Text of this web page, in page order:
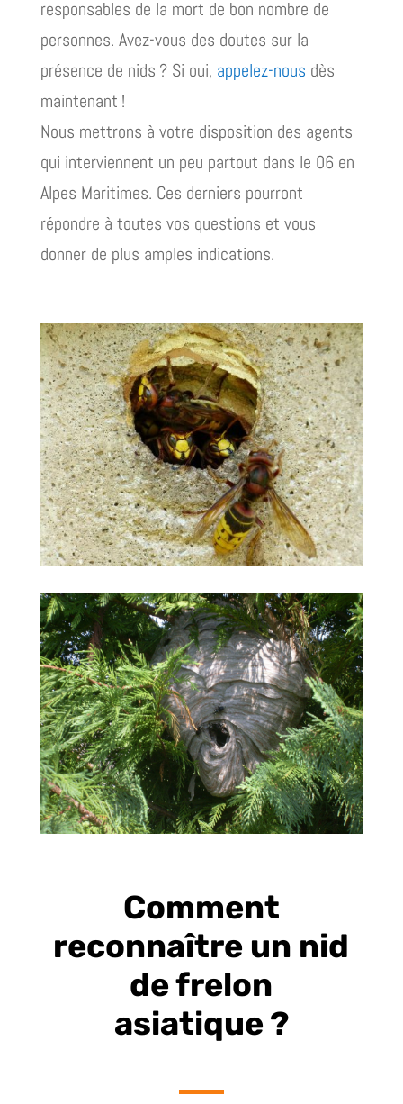
responsables de la mort de bon nombre de
personnes. Avez-vous des doutes sur la
présence de nids ? Si oui, appelez-nous dès
maintenant !
Nous mettrons à votre disposition des agents
qui interviennent un peu partout dans le 06 en
Alpes Maritimes. Ces derniers pourront
répondre à toutes vos questions et vous
donner de plus amples indications.
Comment
reconnaître un nid
de frelon
asiatique ?